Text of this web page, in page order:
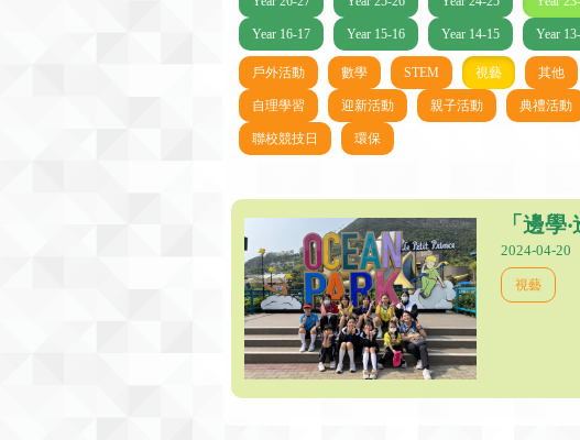
Year 16-17 Year 15-16 Year 14-15 Year
戶外活動 數學 STEM 視藝 其他
自理學習 迎新活動 親子活動 典禮活動
聯校競技日 環保
「邊
2024-04-20
視藝